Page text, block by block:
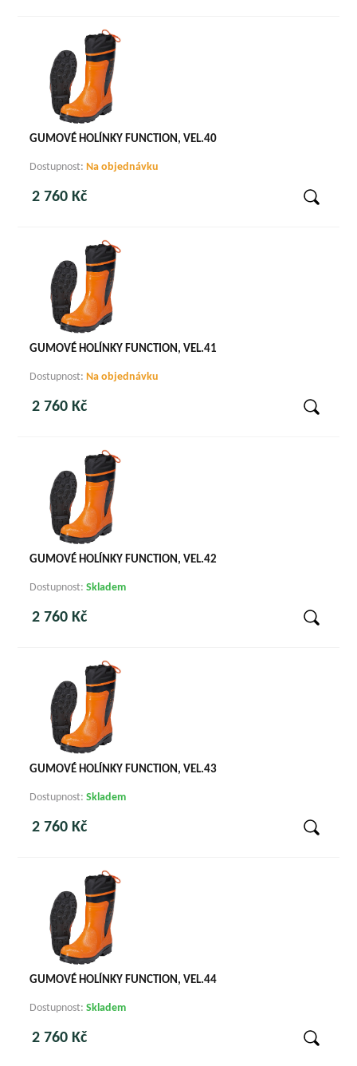
GUMOVÉ HOLÍNKY FUNCTION, VEL.40
Dostupnost: Na objednávku
2 760 Kč
GUMOVÉ HOLÍNKY FUNCTION, VEL.41
Dostupnost:Na objednávku
2 760 Kč
GUMOVÉ HOLÍNKY FUNCTION, VEL.42
Dostupnost:Skladem
2 760 Kč
GUMOVÉ HOLÍNKY FUNCTION, VEL.43
Dostupnost:Skladem
2 760 Kč
GUMOVÉ HOLÍNKY FUNCTION, VEL.44
Dostupnost:Skladem
2 760 Kč